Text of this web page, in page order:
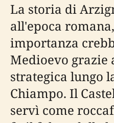
La storia di
all'epoca
importanza
Medioevo grazie
strategica lungo
Chiampo. Il
servì come